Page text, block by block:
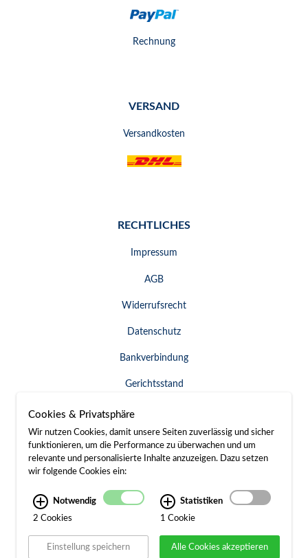
Rechnung
VERSAND
Versandkosten
RECHTLICHES
Impressum
AGB
Widerrufsrecht
Datenschutz
Bankverbindung
Gerichtsstand
Widerruf erklären
SERVICE & KONTAKT
Besuch / Anfahrt
Kontakt
Cookies & Privatsphäre
Wir nutzen Cookies, damit unsere Seiten zuverlässig und sicher
funktionieren, um die Performance zu überwachen und um
relevante und personalisierte Inhalte anzuzeigen. Dazu setzen
wir folgende Cookies ein:
Notwendig
2 Cookies
Statistiken
1 Cookie
Einstellung speichern Alle Cookies akzeptieren